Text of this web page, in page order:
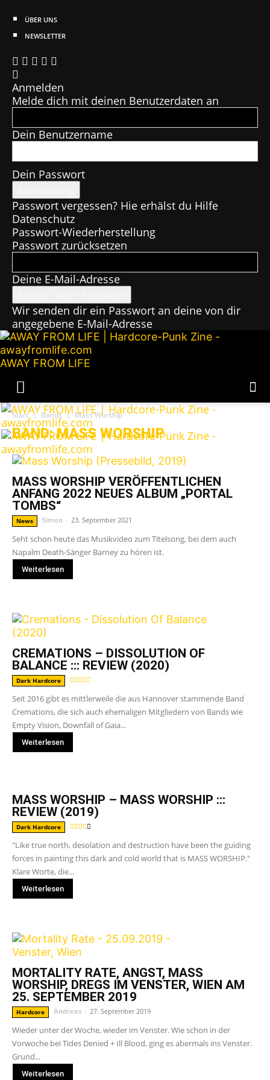
ÜBER UNS
NEWSLETTER
Anmelden
Melde dich mit deinen Benutzerdaten an
Dein Benutzername
Dein Passwort
Passwort vergessen? Hie erhälst du Hilfe
Datenschutz
Passwort-Wiederherstellung
Passwort zurücksetzen
Deine E-Mail-Adresse
Wir senden dir ein Passwort an deine von dir
angegebene E-Mail-Adresse
AWAY FROM LIFE
Start Bands Mass Worship
BAND: MASS WORSHIP
MASS WORSHIP VERÖFFENTLICHEN
ANFANG 2022 NEUES ALBUM „PORTAL
TOMBS“
News Simon - 23. September 2021
Seht schon heute das Musikvideo zum Titelsong, bei dem auch
Napalm Death-Sänger Barney zu hören ist.
Weiterlesen
CREMATIONS – DISSOLUTION OF
BALANCE ::: REVIEW (2020)
Dark Hardcore
Seit 2016 gibt es mittlerweile die aus Hannover stammende Band
Cremations, die sich auch ehemaligen Mitgliedern von Bands wie
Empty Vision, Downfall of Gaia...
Weiterlesen
MASS WORSHIP – MASS WORSHIP :::
REVIEW (2019)
Dark Hardcore
"Like true north, desolation and destruction have been the guiding
forces in painting this dark and cold world that is MASS WORSHIP."
Klare Worte, die...
Weiterlesen
MORTALITY RATE, ANGST, MASS
WORSHIP, DREGS IM VENSTER, WIEN AM
25. SEPTEMBER 2019
Hardcore Andreas - 27. September 2019
Wieder unter der Woche, wieder im Venster. Wie schon in der
Vorwoche bei Tides Denied + Ill Blood, ging es abermals ins Venster.
Grund...
Weiterlesen